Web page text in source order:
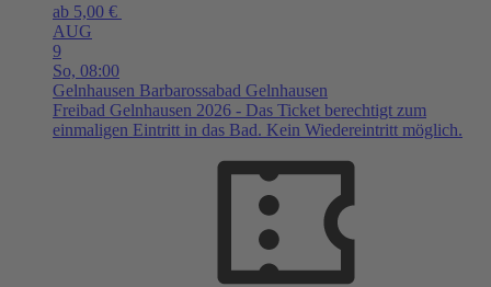
ab 5,00 €
AUG
9
So, 08:00
Gelnhausen Barbarossabad Gelnhausen
Freibad Gelnhausen 2026 - Das Ticket berechtigt zum
einmaligen Eintritt in das Bad. Kein Wiedereintritt möglich.